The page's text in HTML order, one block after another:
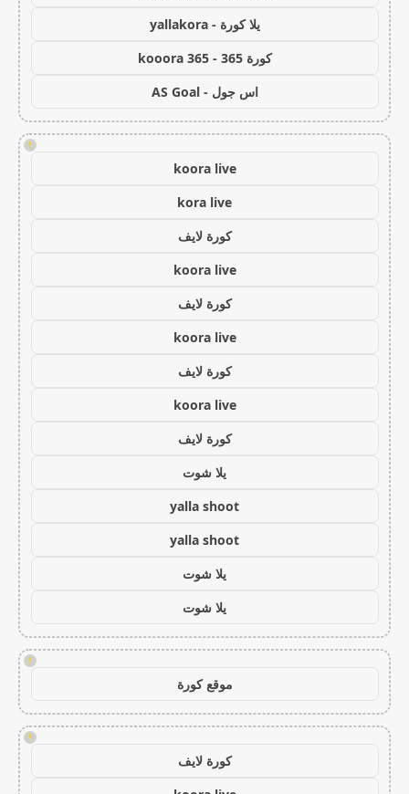
يلا كورة - yallakora
كورة 365 - kooora 365
اس جول - AS Goal
!
koora live
kora live
كورة لايف
koora live
كورة لايف
koora live
كورة لايف
koora live
كورة لايف
يلا شوت
yalla shoot
yalla shoot
يلا شوت
يلا شوت
!
موقع كورة
!
كورة لايف